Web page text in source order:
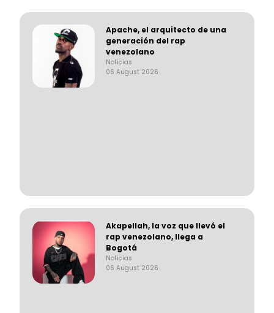
Apache, el arquitecto de una
generación del rap
venezolano
Noticias
06 August 2026
Akapellah, la voz que llevó el
rap venezolano, llega a
Bogotá
Noticias
06 August 2026